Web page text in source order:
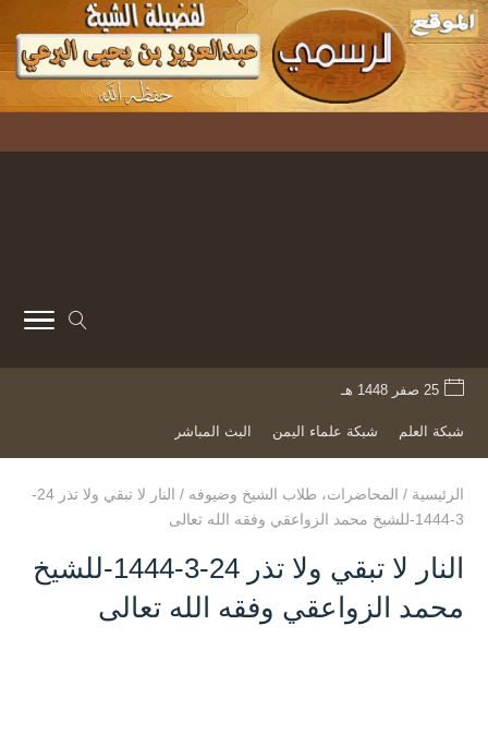
25 صفر 1448 هـ
شبكة العلم شبكة علماء اليمن البث المباشر
الرئيسية / المحاضرات، طلاب الشيخ وضيوفه /
النار لا تبقي ولا تذر 24-
3-1444-للشيخ محمد الزواعقي وفقه الله تعالى
النار لا تبقي ولا تذر 24-3-1444-للشيخ
محمد الزواعقي وفقه الله تعالى